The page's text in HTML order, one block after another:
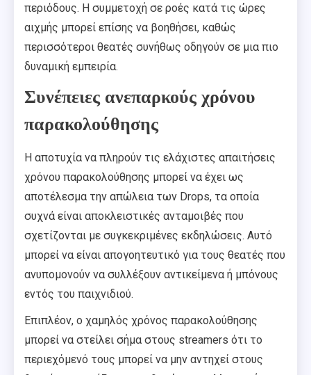
περιόδους. Η συμμετοχή σε ροές κατά τις ώρες
αιχμής μπορεί επίσης να βοηθήσει, καθώς
περισσότεροι θεατές συνήθως οδηγούν σε μια πιο
δυναμική εμπειρία.
Συνέπειες ανεπαρκούς χρόνου
παρακολούθησης
Η αποτυχία να πληρούν τις ελάχιστες απαιτήσεις
χρόνου παρακολούθησης μπορεί να έχει ως
αποτέλεσμα την απώλεια των Drops, τα οποία
συχνά είναι αποκλειστικές ανταμοιβές που
σχετίζονται με συγκεκριμένες εκδηλώσεις. Αυτό
μπορεί να είναι απογοητευτικό για τους θεατές που
ανυπομονούν να συλλέξουν αντικείμενα ή μπόνους
εντός του παιχνιδιού.
Επιπλέον, ο χαμηλός χρόνος παρακολούθησης
μπορεί να στείλει σήμα στους streamers ότι το
περιεχόμενό τους μπορεί να μην αντηχεί στους